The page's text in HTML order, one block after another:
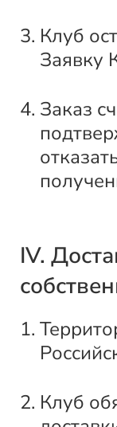
Клуб
Заявку
Заказ
IV.
Клуб